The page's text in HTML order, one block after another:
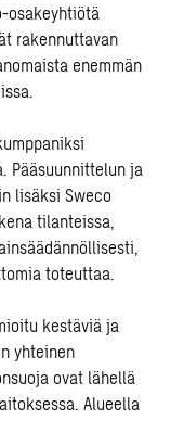
osakeyhtiötä
rakennuttavan
enemmän
Pääsuunnittelun ja
lisäksi Sweco
tilanteissa,
toteuttaa.
kestäviä ja
yhteinen
ovat lähellä
Alueella